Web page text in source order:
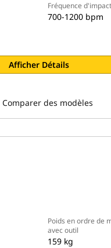
Fréquence d'impact
700-1200 bpm
Afficher Détails
Comparer des modèles
Poids en ordre de
avec outil
159 kg